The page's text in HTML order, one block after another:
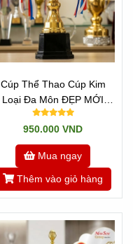
Cúp Thể Thao Cúp Kim
Loại Đa Môn ĐẸP MỚI
40cm
950.000 VND
Mua ngay
Thêm vào giỏ hàng